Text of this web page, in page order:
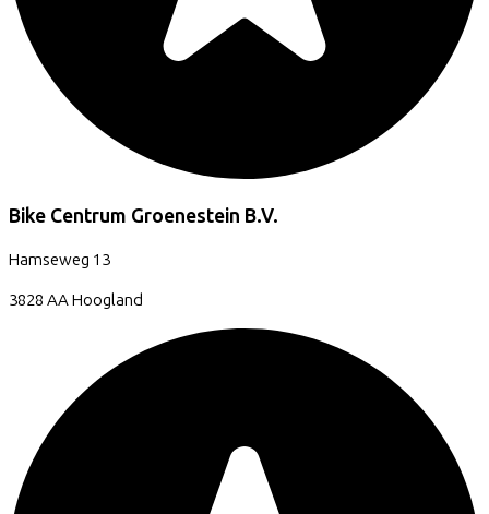
Bike Centrum Groenestein B.V.
Hamseweg 13
3828 AAHoogland